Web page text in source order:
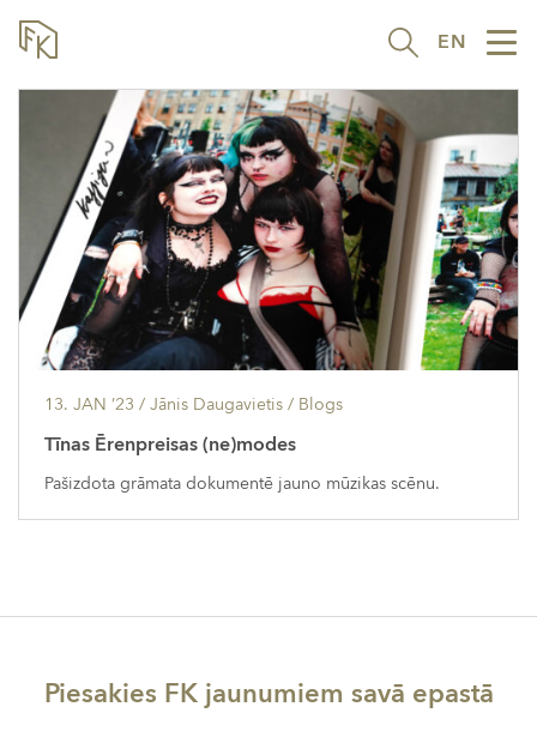
EN
13. JAN ’23 / Jānis Daugavietis / Blogs
Tīnas Ērenpreisas (ne)modes
Pašizdota grāmata dokumentē jauno mūzikas scēnu.
Piesakies FK jaunumiem savā epastā